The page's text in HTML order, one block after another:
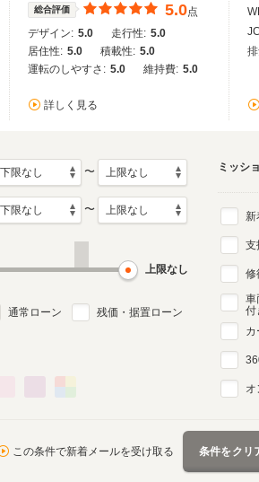
総合評価 5.0点
デザイン: 5.0 走行性: 5.0
居住性: 5.0 積載性: 5.0
運転のしやすさ: 5.0 維持費: 5.0
詳しく見る
排
〜
〜
上限なし
通常ローン 残価・据置ローン
ミッシ
新
支
修
車
付
オ
この条件で新着メールを受け取る 条件をクリ